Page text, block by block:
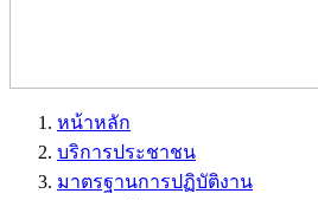
หน้าหลัก
บริการประชาชน
มาตรฐานการปฏิบัติงาน